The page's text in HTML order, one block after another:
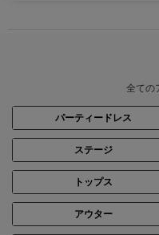
全ての
パーティードレス
ステージ
トップス
アウター